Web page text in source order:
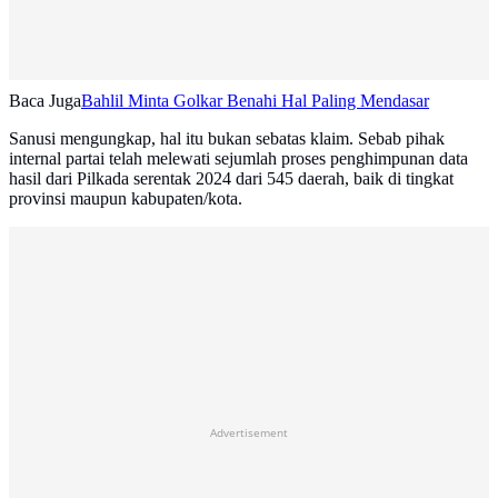
Baca JugaBahlil Minta Golkar Benahi Hal Paling Mendasar
Sanusi mengungkap, hal itu bukan sebatas klaim. Sebab pihak
internal partai telah melewati sejumlah proses penghimpunan data
hasil dari Pilkada serentak 2024 dari 545 daerah, baik di tingkat
provinsi maupun kabupaten/kota.
Advertisement